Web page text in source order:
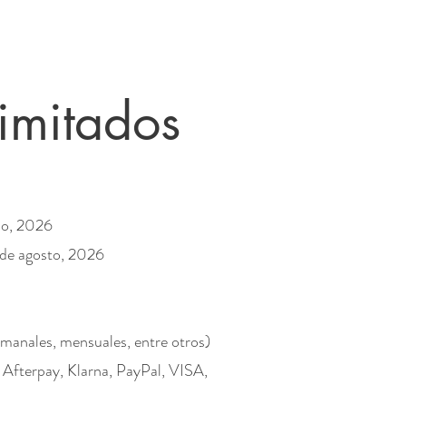
2026
agosto, 2026
mensuales, entre otros)
Klarna, PayPal, VISA,